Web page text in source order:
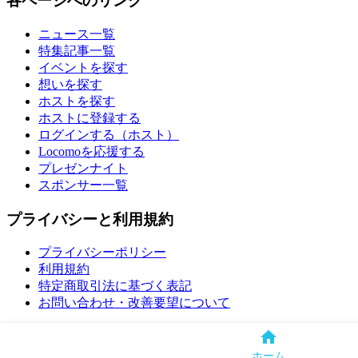
ニュース一覧
特集記事一覧
イベントを探す
想いを探す
ホストを探す
ホストに登録する
ログインする（ホスト）
Locomoを応援する
プレゼンナイト
スポンサー一覧
プライバシーと利用規約
プライバシーポリシー
利用規約
特定商取引法に基づく表記
お問い合わせ・改善要望について
ホーム